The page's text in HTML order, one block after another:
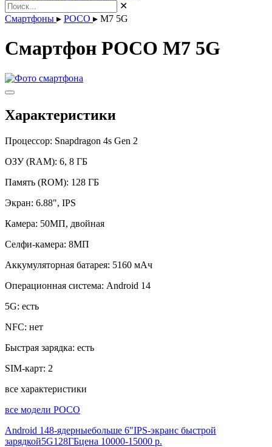
✕
Смартфоны ▸ POCO ▸ M7 5G
Смартфон POCO M7 5G
Характеристики
Процессор: Snapdragon 4s Gen 2
ОЗУ (RAM): 6, 8 ГБ
Память (ROM): 128 ГБ
Экран: 6.88", IPS
Камера: 50МП, двойная
Селфи-камера: 8МП
Аккумуляторная батарея: 5160 мАч
Операционная система: Android 14
5G: есть
NFC: нет
Быстрая зарядка: есть
SIM-карт: 2
все характеристики
все модели POCO
Android 148-ядерныебольше 6"IPS-экранс быстрой
зарядкой5G128ГБцена 10000-15000 р.